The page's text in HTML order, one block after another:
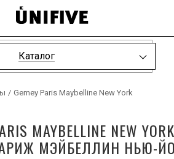
Каталог
/ Gemey Paris Maybelline New York
MAYBELLINE NEW YORK
МЭЙБЕЛЛИН НЬЮ-